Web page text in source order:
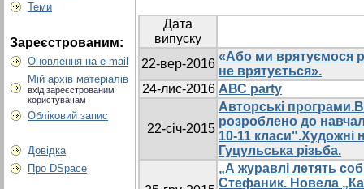
Теми
Зареєстрованим:
Оновлення на e-mail
Мій архів матеріалів
вхід зареєстрованим
користувачам
Обліковий запис
Довідка
Про DSpace
Дата
випуску
22-вер-2016
«Або ми врятуємося
не врятується».
24-лис-2016 АВС party
22-січ-2015
Авторські
розроблено до
10-11 класи".Художні
Гуцульська різьба.
„А журавлі летять
Стефаник. Новела